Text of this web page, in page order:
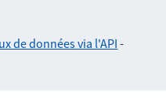
de données via l'API -